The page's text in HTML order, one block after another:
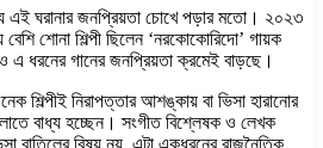
এই ঘরানার জনপ্রিয়তা চোখে পড়ার মতো। ২০২৩
বেশি শোনা শিল্পী ছিলেন ‘নরকোকোরিদো’ গায়ক
এ ধরনের গানের জনপ্রিয়তা ক্রমেই বাড়ছে।
শিল্পীই নিরাপত্তার আশঙ্কায় বা ভিসা হারানোর
বাধ্য হচ্ছেন। সংগীত বিশ্লেষক ও লেখক
বাতিলের বিষয় নয়, এটা একধরনের রাজনৈতিক